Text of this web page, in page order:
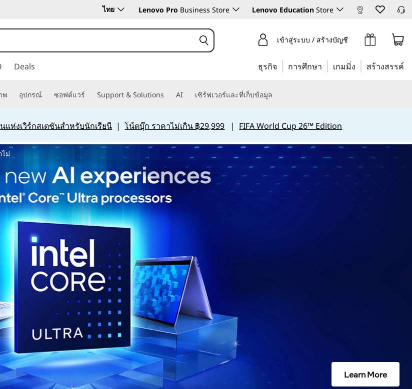
ไทย Lenovo Pro Business Store Lenovo Education Store
เข้าสู่ระบบ / สร้างบัญชี
Deals ธุรกิจ การศึกษา เกมมิ่ง สร้างสรรค์
พ อุปกรณ์ ซอฟต์แวร์ Support & Solutions AI เซิร์ฟเวอร์และที่เก็บข้อมูล
แห่งเวิร์กสเตชันสำหรับนักเรียนี |โน้ตบุ๊ก ราคาไม่เกิน ฿29,999 | FIFA World Cup 26™ Edition
ม่
Learn More